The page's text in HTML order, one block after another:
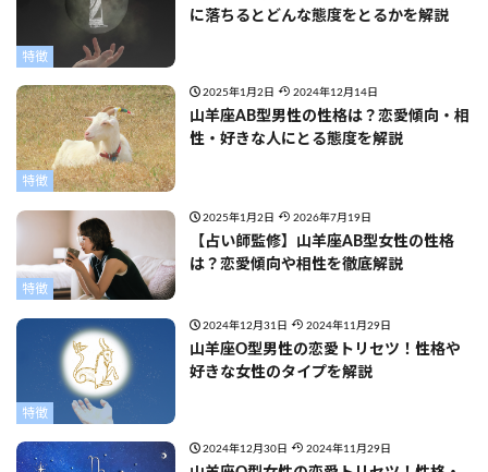
特徴
に落ちるとどんな態度をとるかを解説
特徴
2025年1月2日 2024年12月14日
山羊座AB型男性の性格は？恋愛傾向・相
性・好きな人にとる態度を解説
特徴
2025年1月2日 2026年7月19日
【占い師監修】山羊座AB型女性の性格
は？恋愛傾向や相性を徹底解説
特徴
2024年12月31日 2024年11月29日
山羊座O型男性の恋愛トリセツ！性格や
好きな女性のタイプを解説
2024年12月30日 2024年11月29日